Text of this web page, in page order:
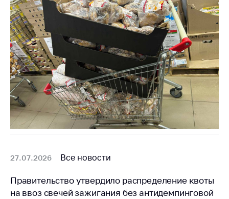
27.07.2026 Все новости
Правительство утвердило распределение квоты
на ввоз свечей зажигания без антидемпинговой